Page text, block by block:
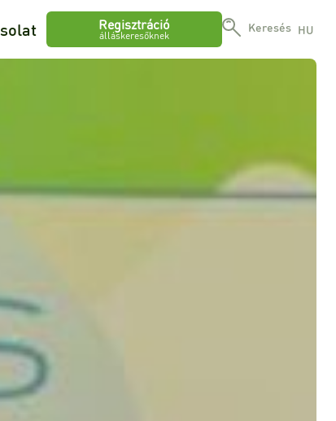
Regisztráció
álláskeresőknek
Keresés HU